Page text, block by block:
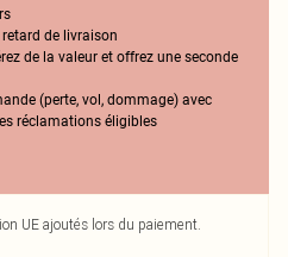
de livraison
de la valeur et offrez une seconde
(perte, vol, dommage) avec
réclamations éligibles
UE ajoutés lors du paiement.